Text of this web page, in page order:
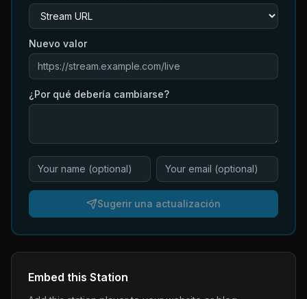
Nuevo valor
¿Por qué debería cambiarse?
Sugerir una actualización
Embed this Station